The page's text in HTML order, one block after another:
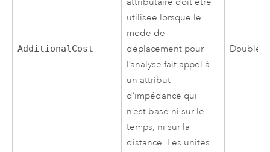
AdditionalCost
utilisée lorsque le
mode de
déplacement pour
l’analyse fait appel à
un attribut
d’impédance qui
n’est basé ni sur le
temps, ni sur la
distance. Les unités
Double